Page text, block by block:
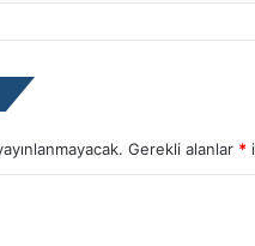
Gerekli alanlar *